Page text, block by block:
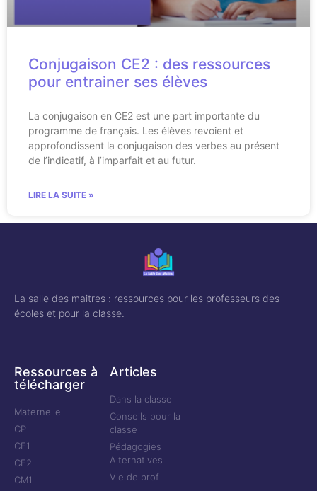
Conjugaison CE2 : des ressources
pour entrainer ses élèves
La conjugaison en CE2 est une part importante du
programme de français. Les élèves revoient et
approfondissent la conjugaison des verbes au présent
de l’indicatif, à l’imparfait et au futur.
LIRE LA SUITE »
La salle des maitres : ressources pour les professeurs des
écoles et pour la classe.
Ressources à
télécharger
Maternelle
CP
CE1
CE2
CM1
Articles
Dans la classe
Conseils pour la
classe
Pédagogies
Alternatives
Vie de prof